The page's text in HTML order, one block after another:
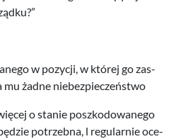
w pozy­cji, w której go zas­
mu żadne niebezpieczeństwo
o stanie poszkodowanego
potrzebna, l reg­u­larnie oce­